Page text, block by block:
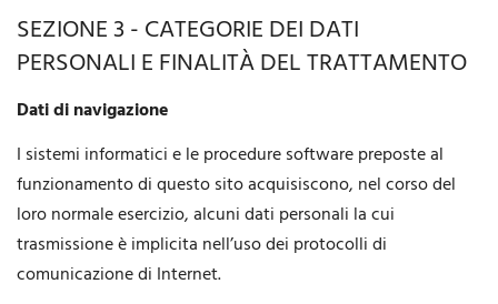
SEZIONE 3 - CATEGORIE DEI DATI
PERSONALI E FINALITÀ DEL TRATTAMENTO
Dati di navigazione
I sistemi informatici e le procedure software preposte al
funzionamento di questo sito acquisiscono, nel corso del
loro normale esercizio, alcuni dati personali la cui
trasmissione è implicita nell’uso dei protocolli di
comunicazione di Internet.